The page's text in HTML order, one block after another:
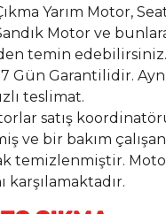
Yarım Motor,
Motor ve
temin
Gün Garantilidir.
teslimat.
satış
ve bir bakım
temizlenmiştir.
karşılamaktadır.